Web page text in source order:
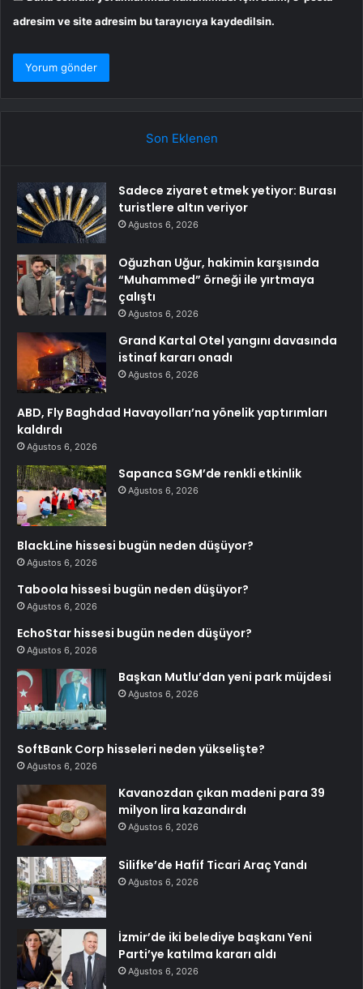
adresim ve site adresim bu tarayıcıya kaydedilsin.
Son Eklenen
Sadece ziyaret etmek yetiyor: Burası
turistlere altın veriyor
Ağustos 6, 2026
Oğuzhan Uğur, hakimin karşısında
“Muhammed” örneği ile yırtmaya
çalıştı
Ağustos 6, 2026
Grand Kartal Otel yangını davasında
istinaf kararı onadı
Ağustos 6, 2026
ABD, Fly Baghdad Havayolları’na yönelik yaptırımları
kaldırdı
Ağustos 6, 2026
Sapanca SGM’de renkli etkinlik
Ağustos 6, 2026
BlackLine hissesi bugün neden düşüyor?
Ağustos 6, 2026
Taboola hissesi bugün neden düşüyor?
Ağustos 6, 2026
EchoStar hissesi bugün neden düşüyor?
Ağustos 6, 2026
Başkan Mutlu’dan yeni park müjdesi
Ağustos 6, 2026
SoftBank Corp hisseleri neden yükselişte?
Ağustos 6, 2026
Kavanozdan çıkan madeni para 39
milyon lira kazandırdı
Ağustos 6, 2026
Silifke’de Hafif Ticari Araç Yandı
Ağustos 6, 2026
İzmir’de iki belediye başkanı Yeni
Parti’ye katılma kararı aldı
Ağustos 6, 2026